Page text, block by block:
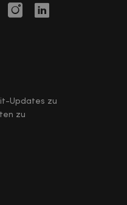
Updates zu
zu